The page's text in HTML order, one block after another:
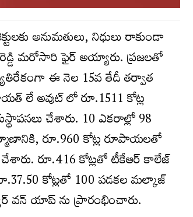
అనుమతులు, నిధులు రాకుండా
రెడ్డి మరోసారి ఫైర్ అయ్యారు. ప్రజలతో
ఈ నెల 15వ తేదీ తర్వాత
లే అవుట్ లో రూ.1511 కోట్ల
చేశారు. 10 ఎకరాల్లో 98
రూ.960 కోట్ల రూపాయలతో
రూ.416 కోట్లతో టీకేఆర్ కాలేజ్
కోట్లతో 100 పడకల మల్కాజ్
వన్ యాప్ ను ప్రారంభించారు.